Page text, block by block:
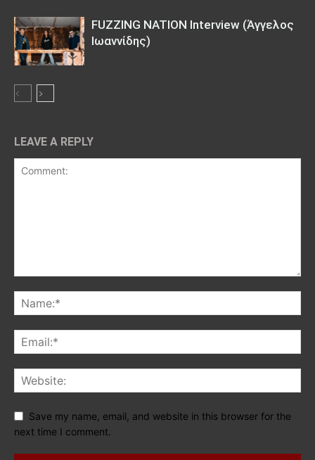
FUZZING NATION Interview (Άγγελος
Ιωαννίδης)
LEAVE A REPLY
Save my name, email, and website in this browser for the
next time I comment.